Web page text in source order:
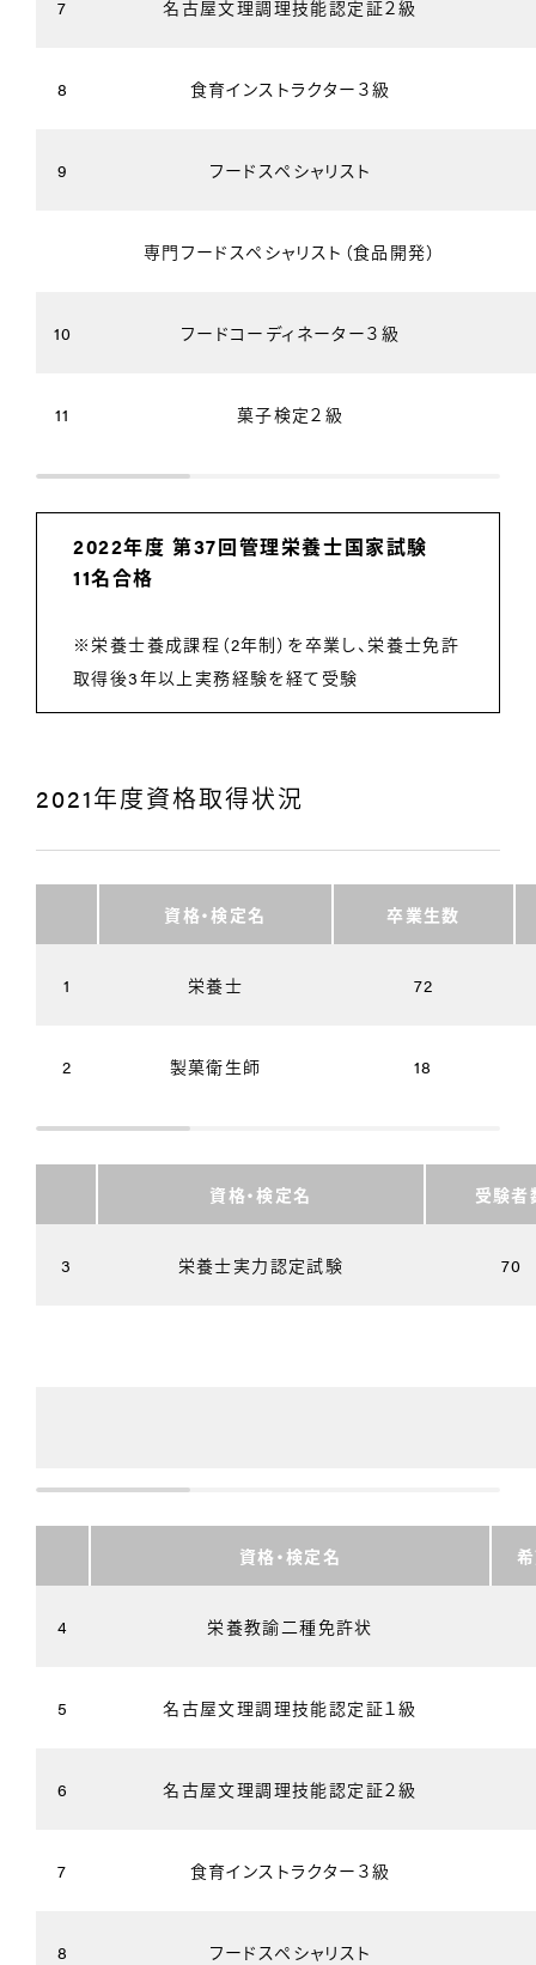
7 名古屋文理調理技能認定証２級
8 食育インストラクター３級
9 フードスペシャリスト
専門フードスペシャリスト（食品開発）
10 フードコーディネーター３級
11 菓子検定２級
2022年度 第37回管理栄養士国家試験
11名合格
※栄養士養成課程（2年制）を卒業し、栄養士免許
取得後3年以上実務経験を経て受験
2021年度資格取得状況
資格・検定名 卒業生数
1 栄養士 72
2 製菓衛生師 18
資格・検定名 受験者
3 栄養士実力認定試験 70
資格・検定名
4 栄養教諭二種免許状
5 名古屋文理調理技能認定証１級
6 名古屋文理調理技能認定証２級
7 食育インストラクター３級
8 フードスペシャリスト